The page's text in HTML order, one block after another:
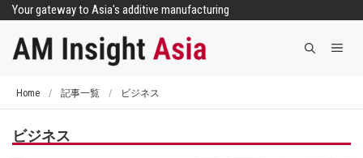
へ
Your gateway to Asia's additive manufacturing
メ
Home / 記事一覧 / ビジネス
ビジネス